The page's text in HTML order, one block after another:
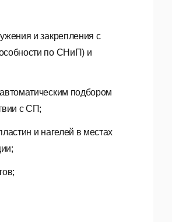
и закрепления с
по СНиП) и
подбором
с СП;
и нагелей в местах